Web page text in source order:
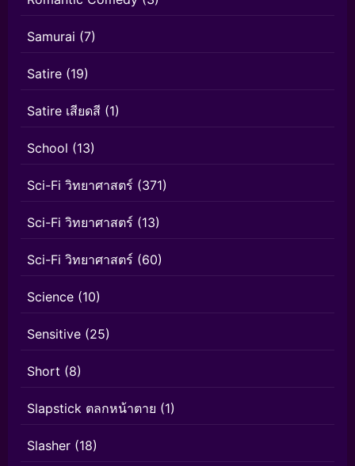
Samurai (7)
Satire (19)
Satire เสียดสี (1)
School (13)
Sci-Fi วิทยาศาสตร์ (371)
Sci-Fi วิทยาศาสตร์ (13)
Sci-Fi วิทยาศาสตร์ (60)
Science (10)
Sensitive (25)
Short (8)
Slapstick ตลกหน้าตาย (1)
Slasher (18)